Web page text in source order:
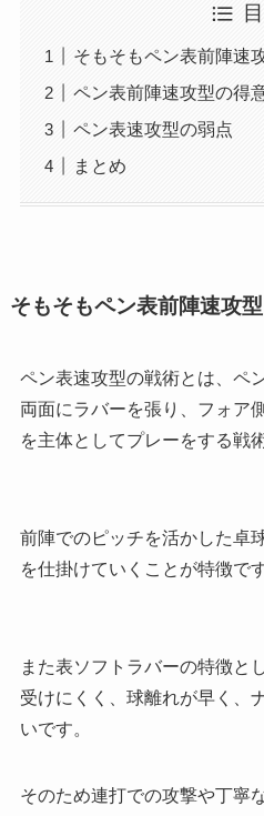
そもそもペン表前陣速
ペン表前陣速攻型の得
ペン表速攻型の弱点
まとめ
そもそもペン表前陣速攻
ペン表速攻型の戦術とは、ペ
両面にラバーを張り、 フォア
を主体としてプレーをする戦
前陣でのピッチを活かした卓
を仕掛けていくことが特徴です
また表ソフトラバーの特徴と
受けにくく、球離れが早く、
いです。
そのため連打での攻撃や丁寧